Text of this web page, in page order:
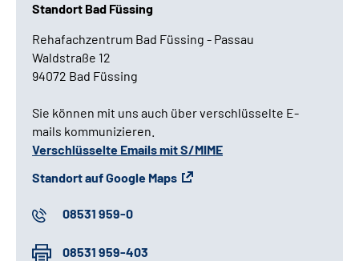
Standort Bad Füssing
Rehafachzentrum Bad Füssing - Passau
Waldstraße 12
94072 Bad Füssing
Sie können mit uns auch über verschlüsselte E-
mails kommunizieren.
Verschlüsselte Emails mit S/MIME
Standort auf Google Maps
08531 959-0
08531 959-403